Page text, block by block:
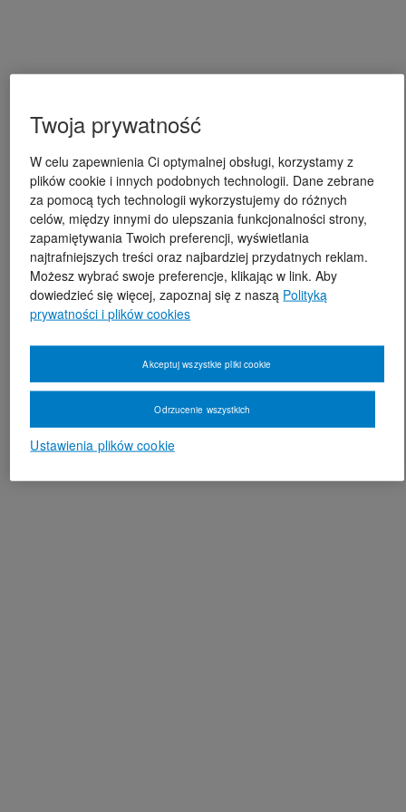
Twoja prywatność
W celu zapewnienia Ci optymalnej obsługi, korzystamy z
plików cookie i innych podobnych technologii. Dane zebrane
za pomocą tych technologii wykorzystujemy do różnych
celów, między innymi do ulepszania funkcjonalności strony,
zapamiętywania Twoich preferencji, wyświetlania
najtrafniejszych treści oraz najbardziej przydatnych reklam.
Możesz wybrać swoje preferencje, klikając w link. Aby
dowiedzieć się więcej, zapoznaj się z naszą Polityką
prywatności i plików cookies
Ustawienia plików cookie
Odrzucenie wszystkich
Akceptuj wszystkie pliki cookie